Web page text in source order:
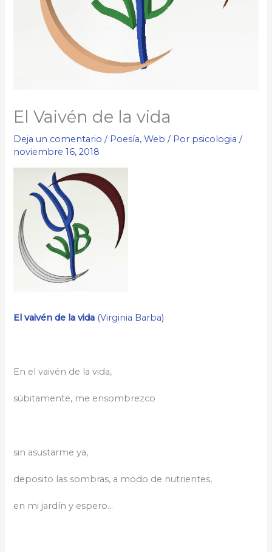
El Vaivén de la vida
Deja un comentario / Poesía,Web / Por psicologia/
noviembre 16, 2018
El vaivén de la vida (Virginia Barba)
En el vaivén de la vida,
súbitamente, me ensombrezco
sin asustarme ya,
deposito las sombras, a modo de nutrientes,
en mi jardín y espero…